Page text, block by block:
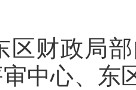
区财政局
中心、东